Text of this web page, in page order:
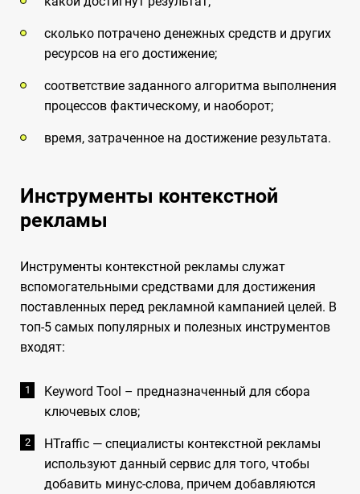
сколько потрачено денежных средств и других
ресурсов на его достижение;
соответствие заданного алгоритма выполнения
процессов фактическому, и наоборот;
время, затраченное на достижение результата.
Инструменты контекстной
рекламы
Инструменты контекстной рекламы служат
вспомогательными средствами для достижения
поставленных перед рекламной кампанией целей. В
топ-5 самых популярных и полезных инструментов
входят:
Keyword Tool – предназначенный для сбора
ключевых слов;
HTraffic — специалисты контекстной рекламы
используют данный сервис для того, чтобы
добавить минус-слова, причем добавляются